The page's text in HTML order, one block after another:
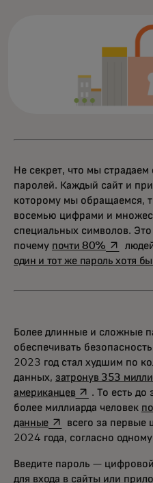
Не секрет, что мы страдаем
паролей. Каждый сайт и
которому мы обращаемся,
восемью цифрами и
специальных символов. Это
почему почти 80% opens
один и тот же пароль хотя
Более длинные и сложные
обеспечивать
2023 год стал худшим по
данных, затронув 353
американцевopens in a
. То есть до
более миллиарда человек
данныеopens in a new tab
всего за первые
2024 года, согласно
Введите пароль —
для входа в сайты или